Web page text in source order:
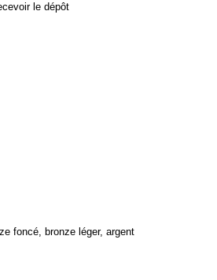
le dépôt
foncé, bronze léger, argent